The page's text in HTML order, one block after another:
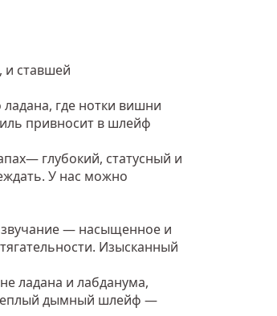
и ставшей
где нотки вишни
привносит в шлейф
глубокий, статусный и
У нас можно
— насыщенное и
Изысканный
ладана и лабданума,
теплый дымный шлейф —